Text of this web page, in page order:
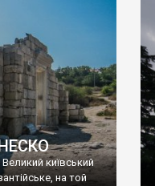
фондів об’єкту
Таврійського».
але експерти та
Великий київський
на той